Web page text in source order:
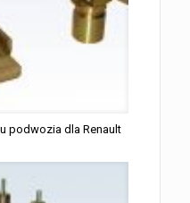
podwozia dla Renault